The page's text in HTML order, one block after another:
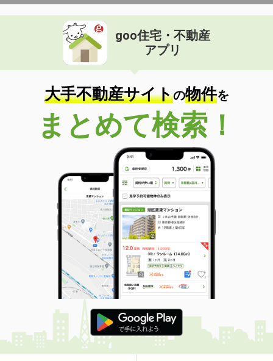
goo住宅・不動産
アプリ
大手不動産サイトの物件を
まとめて検索！